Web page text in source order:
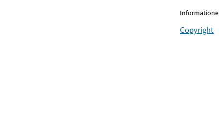
Copyright